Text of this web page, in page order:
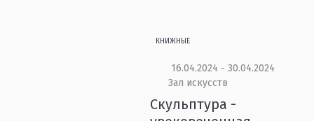
КНИЖНЫЕ
16.04.2024 - 30.04.2024
Зал искусств
Скульптура -